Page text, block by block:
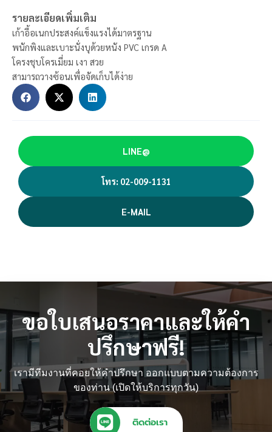
รายละเอียดเพิ่มเติม
เก้าอี้อเนกประสงค์แข็งแรงได้มาตรฐาน
พนักพิงและเบาะนั่งบุด้วยหนัง PVC เกรด A
โครงชุบโครเมี่ยม เงา สวย
สามารถวางซ้อนเพื่อจัดเก็บได้ง่าย
LINE@
โทร: 02-009-1131
E-MAIL
ขอใบเสนอราคาและให้คำ
ปรึกษาฟรี!
เรามีทีมงานที่คอยให้คำปรึกษา ออกแบบตามความต้องการ
ของท่าน (เปิดให้บริการทุกวัน)
ติดต่อเรา